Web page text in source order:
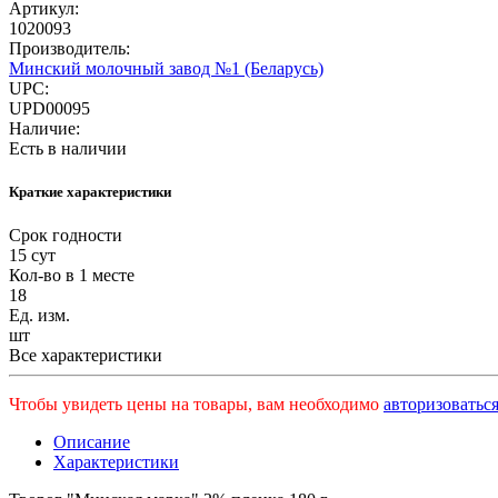
Артикул:
1020093
Производитель:
Минский молочный завод №1 (Беларусь)
UPC:
UPD00095
Наличие:
Есть в наличии
Краткие характеристики
Срок годности
15 сут
Кол-во в 1 месте
18
Ед. изм.
шт
Все характеристики
Чтобы увидеть цены на товары, вам необходимо
Описание
Характеристики